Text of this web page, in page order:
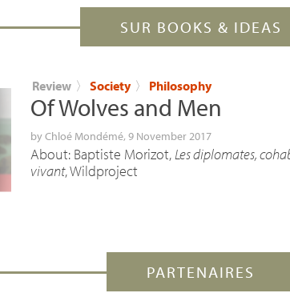
SUR BOOKS & IDEAS
Review 〉 Society 〉 Philosophy
Of Wolves and Men
byChloé Mondémé, 9 November 2017
About: Baptiste Morizot,Les diplomates,
vivant, Wildproject
PARTENAIRES